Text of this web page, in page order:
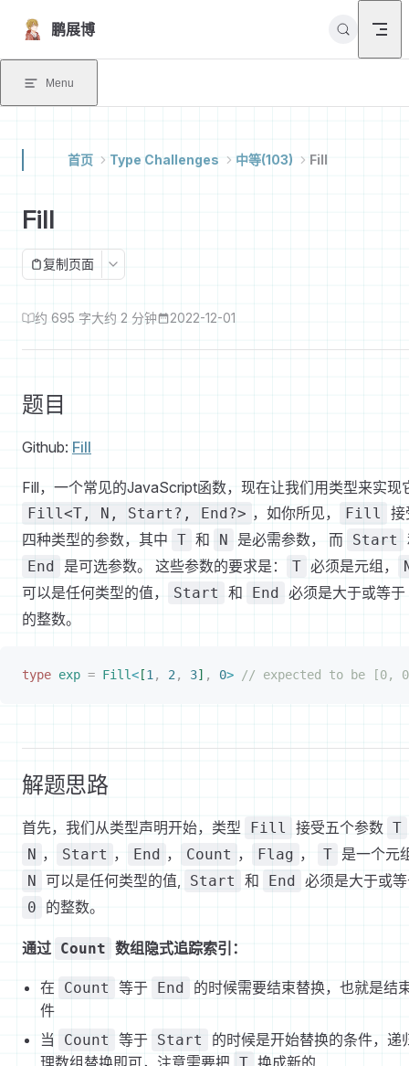
Skip to content
鹏展博
Menu
首页 Type Challenges 中等(103) Fill
Fill
复制页面
约 695 字大约 2 分钟 2022-12-01
题目
Github: Fill
Fill，一个常见的JavaScript函数，现在让我们用类型来实现
Fill<T, N, Start?, End?> ，如你所见， Fill
接
四种类型的参数，其中 T 和 N 是必需参数， 而 Start
End 是可选参数。 这些参数的要求是： T 必须是元组，
可以是任何类型的值， Start 和 End
必须是大于或等于
的整数。
type exp = Fill< [1 , 2 , 3] , 0> // expected to be [0,
解题思路
首先，我们从类型声明开始，类型 Fill 接受五个参数 T
N ， Start ， End ， Count ， Flag ， T 是一个元
N 可以是任何类型的值, Start 和 End 必须是大于或
0 的整数。
通过 Count 数组隐式追踪索引：
在 Count 等于 End
的时候需要结束替换，也就是结
件
当
Count 等于 Start
的时候是开始替换的条件，递